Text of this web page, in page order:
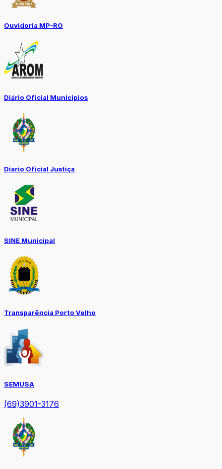
Ouvidoria MP-RO
Diário Oficial Municípios
Diario Oficial Justiça
SINE Municipal
Transparência Porto Velho
SEMUSA
(69)3901-3176